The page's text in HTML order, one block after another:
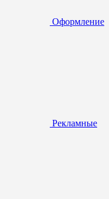
Оформление
Рекламные